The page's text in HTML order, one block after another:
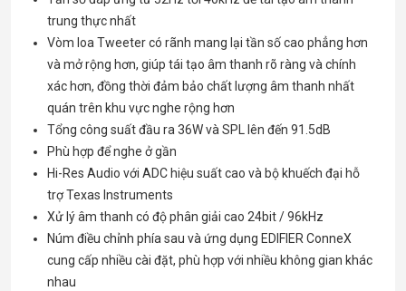
trung thực nhất
Vòm loa Tweeter có rãnh mang lại tần số cao phẳng hơn
và mở rộng hơn, giúp tái tạo âm thanh rõ ràng và chính
xác hơn, đồng thời đảm bảo chất lượng âm thanh nhất
quán trên khu vực nghe rộng hơn
Tổng công suất đầu ra 36W và SPL lên đến 91.5dB
Phù hợp để nghe ở gần
Hi-Res Audio với ADC hiệu suất cao và bộ khuếch đại hỗ
trợ Texas Instruments
Xử lý âm thanh có độ phân giải cao 24bit / 96kHz
Núm điều chỉnh phía sau và ứng dụng EDIFIER ConneX
cung cấp nhiều cài đặt, phù hợp với nhiều không gian khác
nhau